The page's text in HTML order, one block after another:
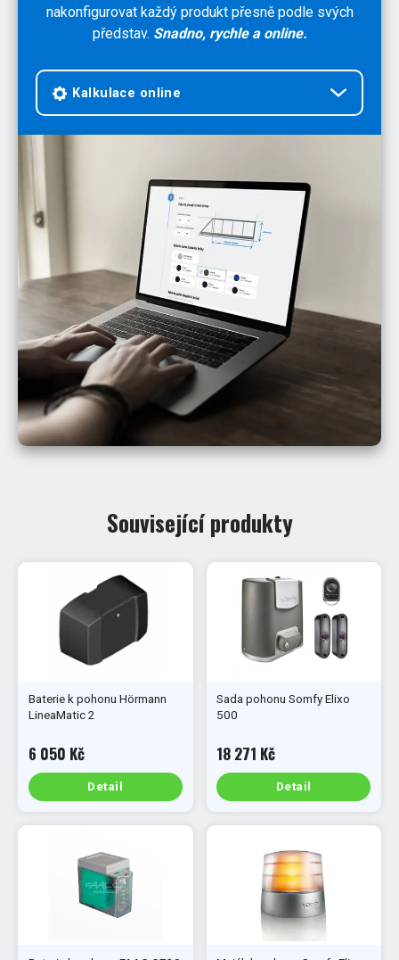
nakonfigurovat každý produkt přesně podle svých
představ. Snadno, rychle a online.
Kalkulace online
Související produkty
Baterie k pohonu Hörmann
LineaMatic 2
6 050 Kč
Detail
Sada pohonu Somfy Elixo
500
18 271 Kč
Detail